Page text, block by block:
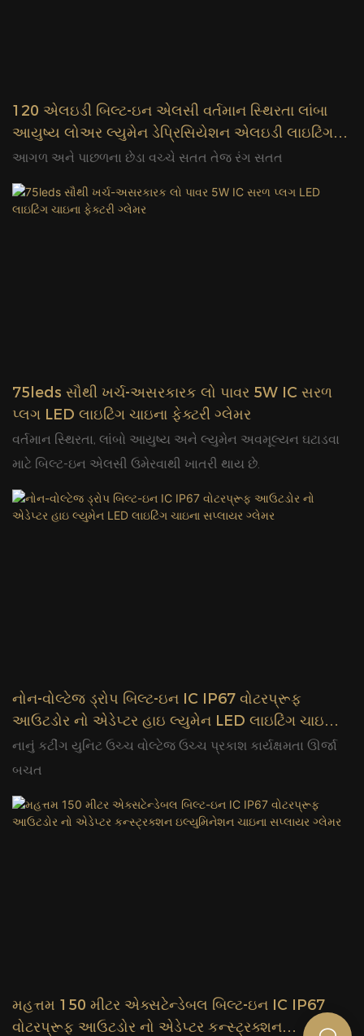
120 એલઇડી બિલ્ટ-ઇન એલસી વર્તમાન સ્થિરતા લાંબા
આયુષ્ય લોઅર લ્યુમેન ડેપ્રિસિયેશન એલઇડી લાઇટિંગ
ચાઇના ઉત્પાદક ગ્લેમર
આગળ અને પાછળના છેડા વચ્ચે સતત તેજ રંગ સતત
75leds સૌથી ખર્ચ-અસરકારક લો પાવર 5W IC સરળ
પ્લગ LED લાઇટિંગ ચાઇના ફેક્ટરી ગ્લેમર
વર્તમાન સ્થિરતા, લાંબો આયુષ્ય અને લ્યુમેન અવમૂલ્યન ઘટાડવા
માટે બિલ્ટ-ઇન એલસી ઉમેરવાથી ખાતરી થાય છે.
નોન-વોલ્ટેજ ડ્રોપ બિલ્ટ-ઇન IC IP67 વોટરપ્રૂફ
આઉટડોર નો એડેપ્ટર હાઇ લ્યુમેન LED લાઇટિંગ ચાઇના
સપ્લાયર ગ્લેમર
નાનું કટીંગ યુનિટ ઉચ્ચ વોલ્ટેજ ઉચ્ચ પ્રકાશ કાર્યક્ષમતા ઊર્જા
બચત
મહત્તમ 150 મીટર એક્સટેન્ડેબલ બિલ્ટ-ઇન IC IP67
વોટરપ્રૂફ આઉટડોર નો એડેપ્ટર કન્સ્ટ્રક્શન